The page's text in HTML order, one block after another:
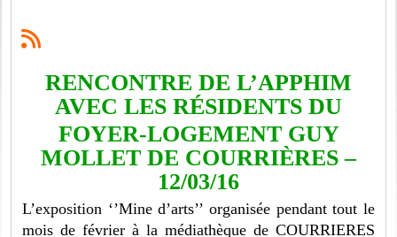
RENCONTRE DE L’APPHIM
AVEC LES RÉSIDENTS DU
FOYER-LOGEMENT GUY
MOLLET DE COURRIÈRES –
12/03/16
L’exposition ‘’Mine d’arts’’ organisée pendant tout le
mois de février à la médiathèque de COURRIERES